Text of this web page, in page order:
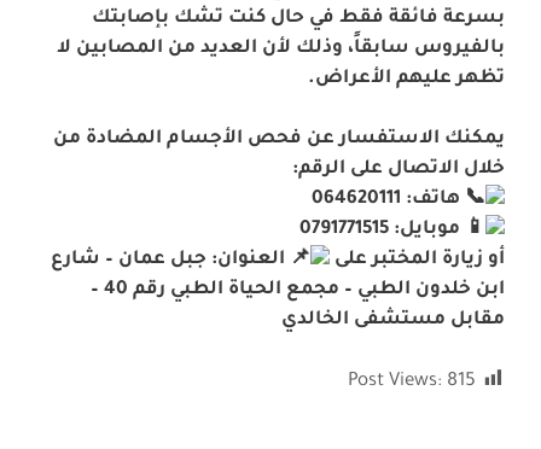
بسرعة فائقة فقط في حال كنت تشك بإصابتك
بالفيروس سابقاً، وذلك لأن العديد من المصابين لا
تظهر عليهم الأعراض.
يمكنك الاستفسار عن فحص الأجسام المضادة من
خلال الاتصال على الرقم:
هاتف: 064620111
موبايل: 0791771515
أو زيارة المختبر على
العنوان: جبل عمان – شارع
ابن خلدون الطبي – مجمع الحياة الطبي رقم 40 –
مقابل مستشفى الخالدي
Post Views: 815